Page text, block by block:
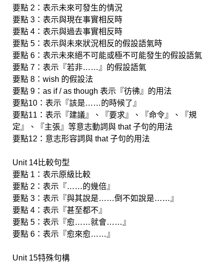
要點 2：表示未來可發生的情況
要點 3：表示與現在事實相反時
要點 4：表示與過去事實相反時
要點 5：表示與未來狀況相反的假設語氣時
要點 6：表示未來絕不可能或極不可能發生的假設語氣
要點 7：表示『若非……』的假設語氣
要點 8：wish 的假設法
要點 9：as if / as though 表示『彷彿』的用法
要點10：表示『該是……的時候了』
要點11：表示『建議』、『要求』、『命令』、『規
定』、『主張』等意志動詞與 that 子句的用法
要點12：意志形容詞與 that 子句的用法
Unit 14比較句型
要點 1：表示原級比較
要點 2：表示『……的幾倍』
要點 3：表示『與其說是……倒不如說是……』
要點 4：表示『甚至都不』
要點 5：表示『愈……就會……』
要點 6：表示『愈來愈……』
Unit 15特殊句構